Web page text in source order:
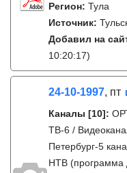
Регион: Тула
Источник:
Добавил на
10:20:17)
24-10-1997, пт
Каналы [10]:
ТВ-6 /
Петербург-5
НТВ (программа